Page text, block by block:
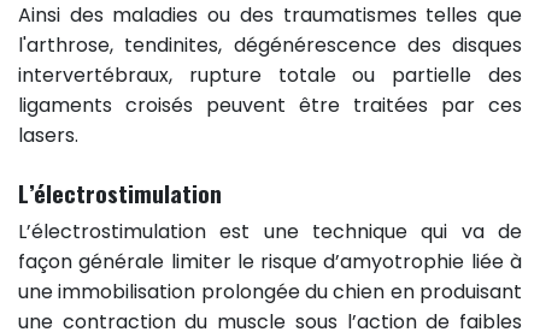
Ainsi des maladies ou des traumatismes telles que
l'arthrose, tendinites, dégénérescence des disques
intervertébraux, rupture totale ou partielle des
ligaments croisés peuvent être traitées par ces
lasers.
L’électrostimulation
L’électrostimulation est une technique qui va de
façon générale limiter le risque d’amyotrophie liée à
une immobilisation prolongée du chien en produisant
une contraction du muscle sous l’action de faibles